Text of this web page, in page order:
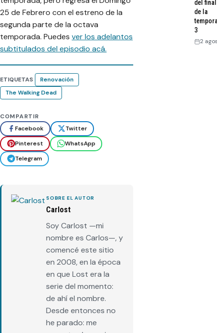
25 de Febrero con el estreno de la
segunda parte de la octava
temporada. Puedes ver los adelantos
subtitulados del episodio acá.
ETIQUETAS
Renovación
The Walking Dead
COMPARTIR
Facebook
Twitter
Pinterest
WhatsApp
Telegram
SOBRE EL AUTOR
Carlost
Soy Carlost —mi
nombre es Carlos—, y
comencé este sitio
en 2008, en la época
en que Lost era la
serie del momento:
de ahí el nombre.
Desde entonces no
he parado: me
del final
de la
3
2